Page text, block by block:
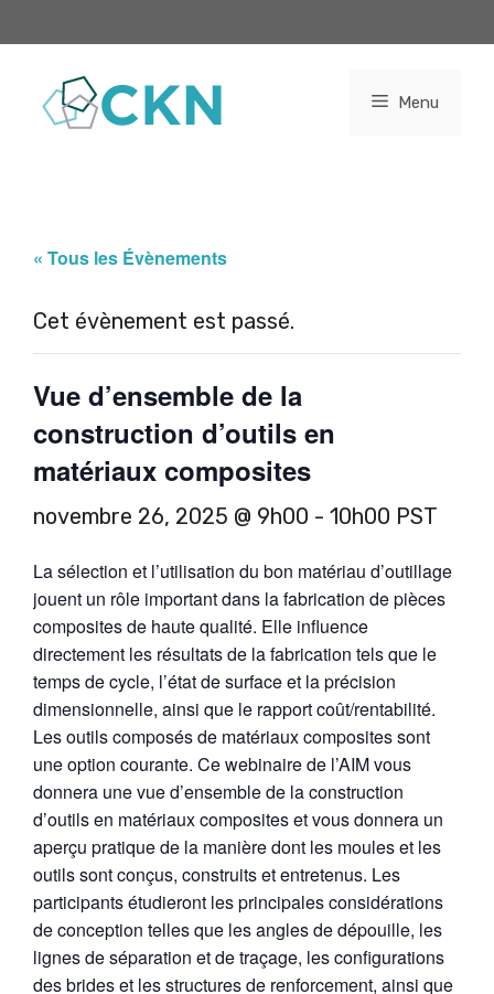
contenu
Menu
« Tous les Évènements
Cet évènement est passé.
Vue d’ensemble de la
construction d’outils en
matériaux composites
novembre 26, 2025 @ 9h00 - 10h00 PST
La sélection et l’utilisation du bon matériau d’outillage
jouent un rôle important dans la fabrication de pièces
composites de haute qualité. Elle influence
directement les résultats de la fabrication tels que le
temps de cycle, l’état de surface et la précision
dimensionnelle, ainsi que le rapport coût/rentabilité.
Les outils composés de matériaux composites sont
une option courante. Ce webinaire de l’AIM vous
donnera une vue d’ensemble de la construction
d’outils en matériaux composites et vous donnera un
aperçu pratique de la manière dont les moules et les
outils sont conçus, construits et entretenus. Les
participants étudieront les principales considérations
de conception telles que les angles de dépouille, les
lignes de séparation et de traçage, les configurations
des brides et les structures de renforcement, ainsi que